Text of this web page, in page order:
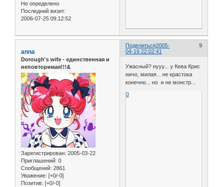
Не определено
Последний визит:
2006-07-25 09:12:52
Поделиться 9
2005-
04-19 22:02:41
anna
Dorough's wife - единственная и
неповторимая!!!&
Зарегистрирован: 2005-03-22
Приглашений: 0
Сообщений: 2861
Уважение: [+0/-0]
Позитив: [+0/-0]
Ужасный? нууу... у Кева Крис
ничо, милая... не крастока
конечно... но и не монстр...
0